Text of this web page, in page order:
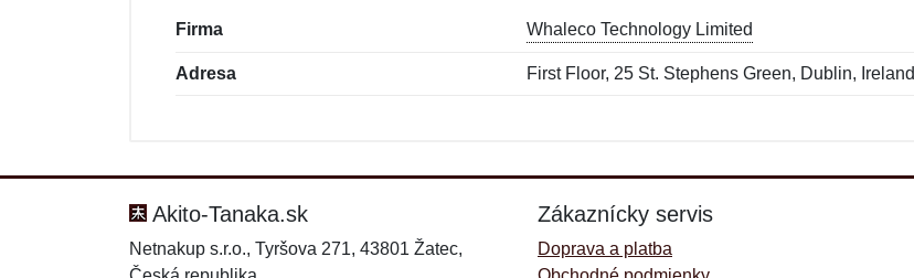
Firma Whaleco Technology Limited
Adresa First Floor, 25 St. Stephens Green, Dublin, Ireland
Akito-Tanaka.sk
Netnakup s.r.o., Tyršova 271, 43801 Žatec,
Zákaznícky servis
Doprava a platba